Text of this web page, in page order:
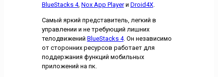
BlueStacks 4, Nox App Playerи Droid4X.
Самый яркий представитель, легкий в
управлении и не требующий лишних
телодвижений BlueStacks 4. Он независимо
от сторонних ресурсов работает для
поддержания функций мобильных
приложений на пк.